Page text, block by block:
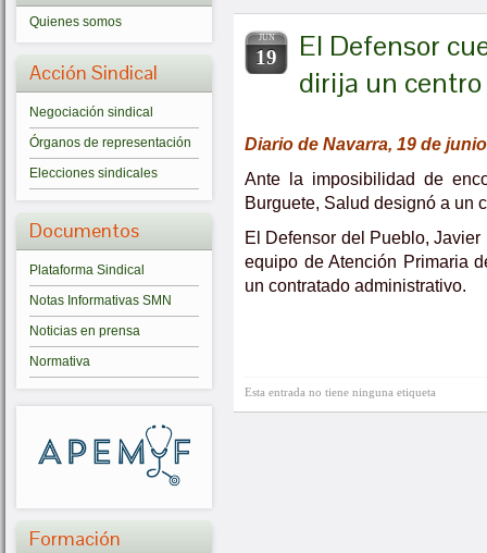
Quienes somos
Acción Sindical
Negociación sindical
Órganos de representación
Elecciones sindicales
Documentos
Plataforma Sindical
Notas Informativas SMN
Noticias en prensa
Normativa
Formación
JUN
19
El Defensor
dirija un
Diario de Navarra, 19 de
Ante la imposibilidad de
Burguete, Salud designó a un
El Defensor del Pueblo,
equipo de Atención Primaria
un contratado administrativo.
Esta entrada no tiene ninguna etiqueta